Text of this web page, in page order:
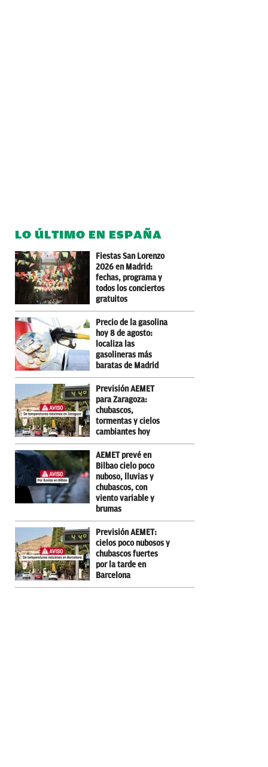
LO ÚLTIMO EN ESPAÑA
Fiestas San Lorenzo
2026 en Madrid:
fechas, programa y
todos los conciertos
gratuitos
Precio de la gasolina
hoy 8 de agosto:
localiza las
gasolineras más
baratas de Madrid
Previsión AEMET
para Zaragoza:
chubascos,
tormentas y cielos
cambiantes hoy
AEMET prevé en
Bilbao cielo poco
nuboso, lluvias y
chubascos, con
viento variable y
brumas
Previsión AEMET:
cielos poco nubosos y
chubascos fuertes
por la tarde en
Barcelona